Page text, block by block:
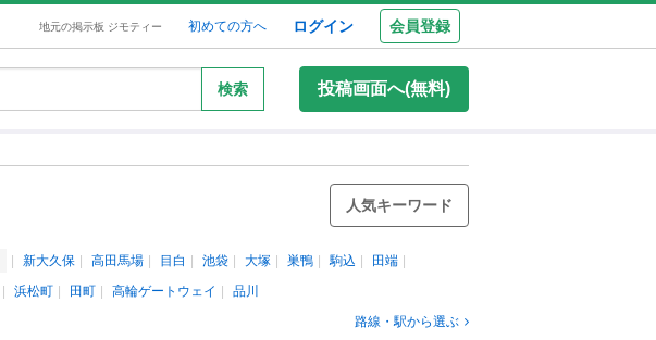
地元の掲示板 ジモティー 初めての方へ ログイン 会員登録
検索 投稿画面へ(無料)
人気キーワード
新大久保 高田馬場 目白 池袋 大塚 巣鴨 駒込
田端
浜松町 田町 高輪ゲートウェイ
品川
路線・駅から選ぶ